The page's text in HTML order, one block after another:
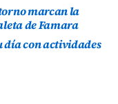
marcan la
de Famara
día con actividades